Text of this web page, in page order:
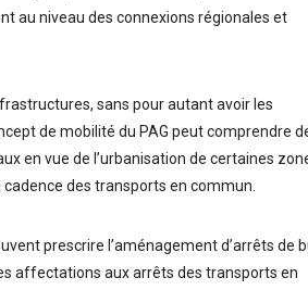
au niveau des connexions régionales et
sans pour autant avoir les
de mobilité du PAG peut comprendre
en vue de l’urbanisation de certaines
cadence des transports en commun.
prescrire l’aménagement d’arrêts de
affectations aux arrêts des transports en